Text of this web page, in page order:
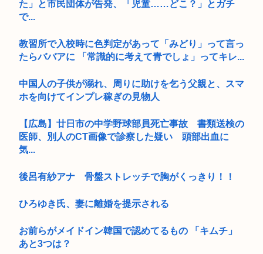
た」と市民団体が告発、「児童……どこ？」とガチ
で...
教習所で入校時に色判定があって「みどり」って言っ
たらババアに 「常識的に考えて青でしょ」ってキレ...
中国人の子供が溺れ、周りに助けを乞う父親と、スマ
ホを向けてインプレ稼ぎの見物人
【広島】廿日市の中学野球部員死亡事故 書類送検の
医師、別人のCT画像で診察した疑い 頭部出血に
気...
後呂有紗アナ 骨盤ストレッチで胸がくっきり！！
ひろゆき氏、妻に離婚を提示される
お前らがメイドイン韓国で認めてるもの 「キムチ」
あと3つは？